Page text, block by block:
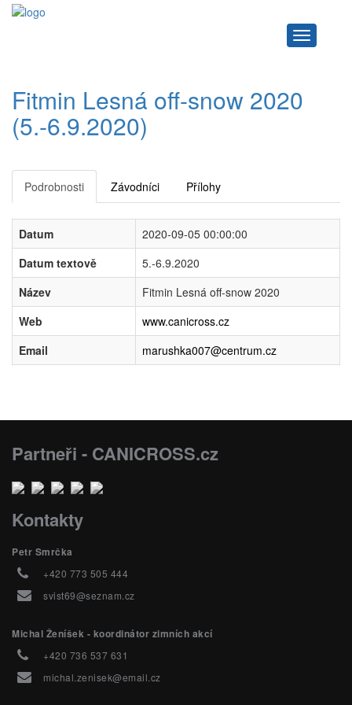
Navigace
Fitmin Lesná off-snow 2020
(5.-6.9.2020)
Podrobnosti Závodníci Přílohy
Datum
2020-09-05 00:00:00
Datum textově
5.-6.9.2020
Název
Fitmin Lesná off-snow 2020
Web
www.canicross.cz
Email
marushka007@centrum.cz
Partneři - CANICROSS.cz
Kontakty
Petr Smrčka
+420 773 505 444
svist69@seznam.cz
Michal Ženíšek - koordinátor zimních akcí
+420 736 537 631
michal.zenisek@email.cz